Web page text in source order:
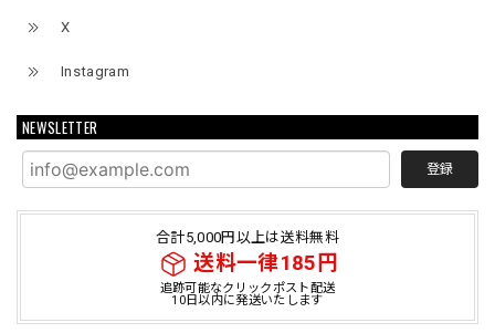
X
Instagram
NEWSLETTER
登録
合計5,000円以上は送料無料
送料一律185円
追跡可能なクリックポスト配送
10日以内に発送いたします